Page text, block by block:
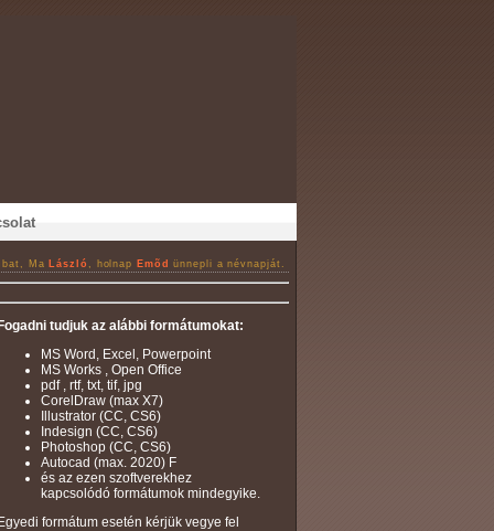
Ma László , holnap Emõd ünnepli a névnapját.
Fogadni tudjuk az alábbi formátumokat:
MS Word, Excel, Powerpoint
MS Works , Open Office
pdf , rtf, txt, tif, jpg
CorelDraw (max X7)
Illustrator (CC, CS6)
Indesign (CC, CS6)
Photoshop (CC, CS6)
Autocad (max. 2020) F
és az ezen szoftverekhez
kapcsolódó formátumok mindegyike.
Egyedi formátum esetén kérjük vegye fel